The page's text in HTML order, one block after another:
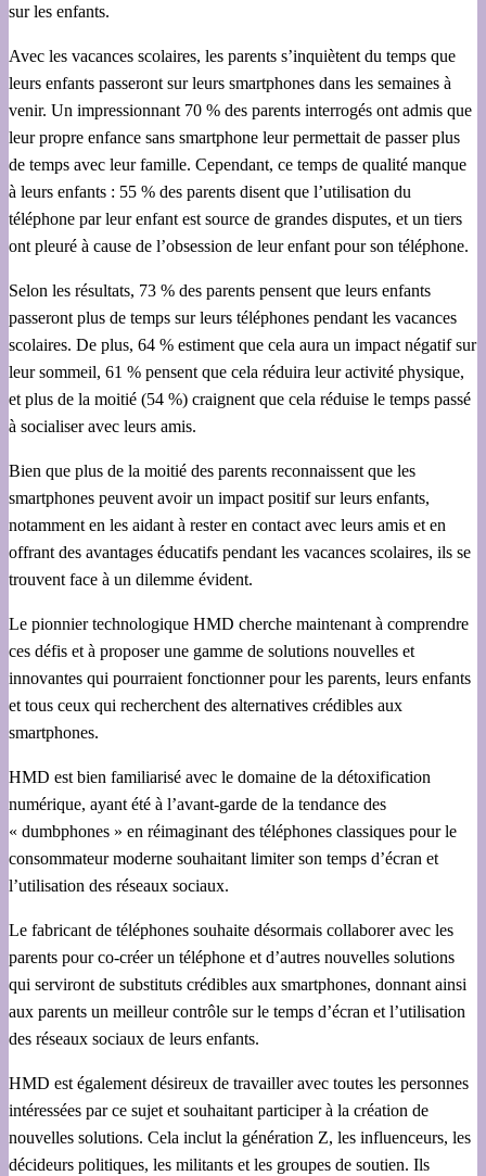
sur les enfants.
Avec les vacances scolaires, les parents s’inquiètent du temps que
leurs enfants passeront sur leurs smartphones dans les semaines à
venir. Un impressionnant 70 % des parents interrogés ont admis que
leur propre enfance sans smartphone leur permettait de passer plus
de temps avec leur famille. Cependant, ce temps de qualité manque
à leurs enfants : 55 % des parents disent que l’utilisation du
téléphone par leur enfant est source de grandes disputes, et un tiers
ont pleuré à cause de l’obsession de leur enfant pour son téléphone.
Selon les résultats, 73 % des parents pensent que leurs enfants
passeront plus de temps sur leurs téléphones pendant les vacances
scolaires. De plus, 64 % estiment que cela aura un impact négatif sur
leur sommeil, 61 % pensent que cela réduira leur activité physique,
et plus de la moitié (54 %) craignent que cela réduise le temps passé
à socialiser avec leurs amis.
Bien que plus de la moitié des parents reconnaissent que les
smartphones peuvent avoir un impact positif sur leurs enfants,
notamment en les aidant à rester en contact avec leurs amis et en
offrant des avantages éducatifs pendant les vacances scolaires, ils se
trouvent face à un dilemme évident.
Le pionnier technologique HMD cherche maintenant à comprendre
ces défis et à proposer une gamme de solutions nouvelles et
innovantes qui pourraient fonctionner pour les parents, leurs enfants
et tous ceux qui recherchent des alternatives crédibles aux
smartphones.
HMD est bien familiarisé avec le domaine de la détoxification
numérique, ayant été à l’avant-garde de la tendance des
« dumbphones » en réimaginant des téléphones classiques pour le
consommateur moderne souhaitant limiter son temps d’écran et
l’utilisation des réseaux sociaux.
Le fabricant de téléphones souhaite désormais collaborer avec les
parents pour co-créer un téléphone et d’autres nouvelles solutions
qui serviront de substituts crédibles aux smartphones, donnant ainsi
aux parents un meilleur contrôle sur le temps d’écran et l’utilisation
des réseaux sociaux de leurs enfants.
HMD est également désireux de travailler avec toutes les personnes
intéressées par ce sujet et souhaitant participer à la création de
nouvelles solutions. Cela inclut la génération Z, les influenceurs, les
décideurs politiques, les militants et les groupes de soutien. Ils